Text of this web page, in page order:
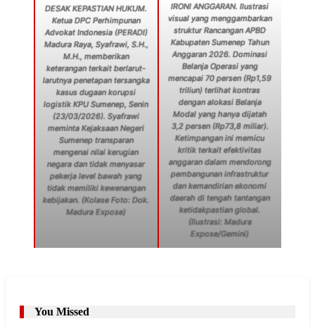
DESAK KEPASTIAN HUKUM.
Ketua DPC Perhimpunan
Advokat Indonesia (PERADI)
Madura Raya, Syafrawi, S.H.,
M.H., memberikan
keterangan terkait berlarut-
larutnya penetapan tersangka
kasus dugaan korupsi
logistik KPU Sumenep, Senin
(23/03/2026). Syafrawi
meminta Kejaksaan Negeri
Sumenep transparan
mengenai nilai kerugian
negara dan tidak menyasar
pekerja level bawah yang
tidak memiliki kewenangan
kebijakan. (Kolase Foto: Dok.
Madura Expose)
IRONI ANGGARAN. Ilustrasi
visual yang menggambarkan
struktur Rancangan APBD
Kabupaten Sumenep Tahun
Anggaran 2026. Dominasi
Belanja Operasi yang
mencapai 70 persen (Rp1,59
triliun) terlihat kontras
dengan alokasi Belanja
Modal yang hanya dijatah
3,2 persen (Rp73,8 miliar).
Ketimpangan ini memicu
kritik terkait efektivitas
anggaran dalam mendorong
pembangunan infrastruktur
dan kemandirian ekonomi
daerah di tengah tantangan
ketidakpastian global.
(Ilustrasi: Madura
Expose/Gemini)
You Missed